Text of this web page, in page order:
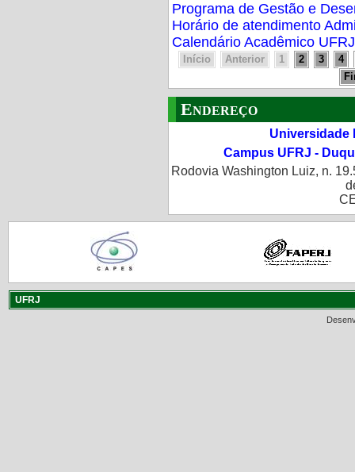
Programa de Gestão e
Horário de atendimento
Calendário Acadêmico
Início Anterior 1 2 3
4
Endereço
Universidade
Campus UFRJ -
Rodovia Washington Luiz, n.
UFRJ